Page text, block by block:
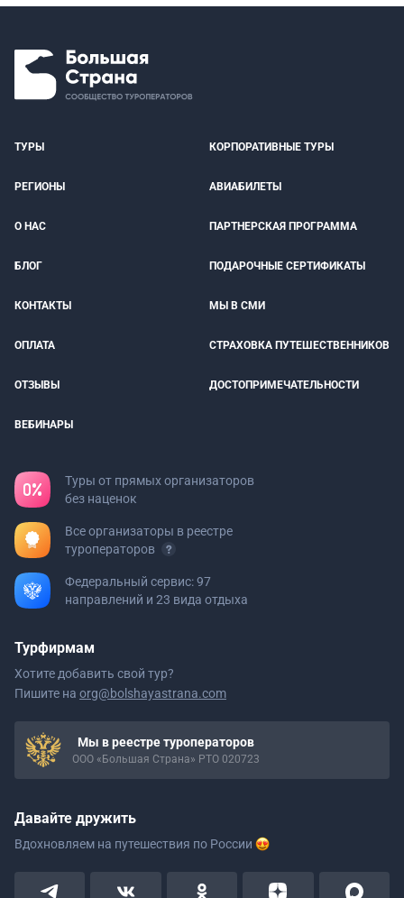
ТУРЫ КОРПОРАТИВНЫЕ ТУРЫ
РЕГИОНЫ АВИАБИЛЕТЫ
О НАС ПАРТНЕРСКАЯ ПРОГРАММА
БЛОГ ПОДАРОЧНЫЕ СЕРТИФИКАТЫ
КОНТАКТЫ МЫ В СМИ
ОПЛАТА СТРАХОВКА ПУТЕШЕСТВЕННИКОВ
ОТЗЫВЫ ДОСТОПРИМЕЧАТЕЛЬНОСТИ
ВЕБИНАРЫ
Туры от прямых организаторов
без наценок
Все организаторы в реестре
туроператоров
Федеральный сервис: 97
направлений и 23 вида отдыха
Турфирмам
Хотите добавить свой тур?
Пишите на org@bolshayastrana.com
Мы в реестре туроператоров
ООО «Большая Страна» РТО 020723
Давайте дружить
Вдохновляем на путешествия по России